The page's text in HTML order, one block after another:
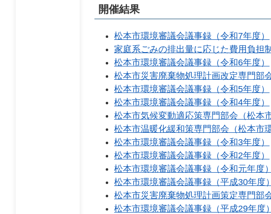
開催結果​​
松本市環境審議会議事録（令和7年度）
家庭系ごみの排出量に応じた費用負担
松本市環境審議会議事録（令和6年度）
松本市災害廃棄物処理計画改定専門部
松本市環境審議会議事録（令和5年度）
松本市環境審議会議事録（令和4年度）
松本市気候変動適応策専門部会（松本
松本市温暖化緩和策専門部会（松本市
松本市環境審議会議事録（令和3年度）
松本市環境審議会議事録（令和2年度）
松本市環境審議会議事録（令和元年度）
松本市環境審議会議事録（平成30年度）
松本市災害廃棄物処理計画策定専門部
松本市環境審議会議事録（平成29年度）